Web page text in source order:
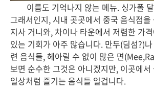
이름도 기억나지 않는 메뉴. 싱가폴
그래서인지, 시내 곳곳에서 중국 음식점을
지사 거니와, 차이나 타운에서 저렴한 가
있는 기회가 아주 많습니다. 만두(딤섬?)
련 음식들, 헤아릴 수 없이 많은 면
보면 순수한 그것은 아니겠지만, 이곳에서
일상처럼 즐기는 음식들 일겁니다.